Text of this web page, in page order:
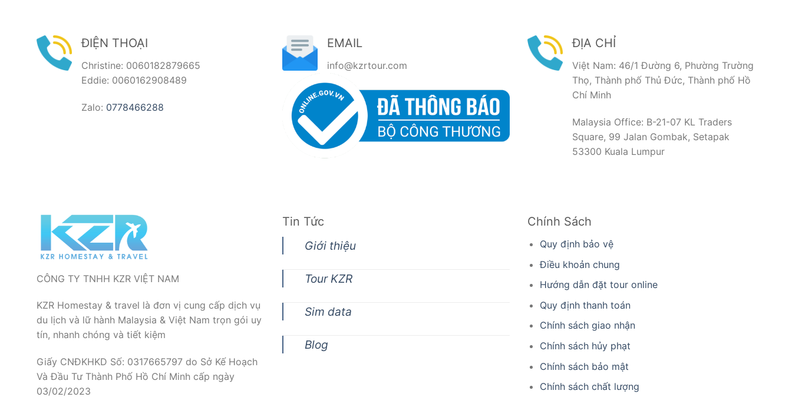
ĐIỆN THOẠI
Christine: 0060182879665
Eddie: 0060162908489
Zalo: 0778466288
EMAIL
info@kzrtour.com
ĐỊA CHỈ
Việt Nam: 46/1 Đường 6, Phường Trường
Thọ, Thành phố Thủ Đức, Thành phố Hồ
Chí Minh
Malaysia Office: B-21-07 KL Traders
Square, 99 Jalan Gombak, Setapak
53300 Kuala Lumpur
CÔNG TY TNHH KZR VIỆT NAM
KZR Homestay & travel là đơn vị cung cấp dịch vụ
du lịch và lữ hành Malaysia & Việt Nam trọn gói uy
tín, nhanh chóng và tiết kiệm
Giấy CNĐKHKD Số: 0317665797 do Sở Kế Hoạch
Và Đầu Tư Thành Phố Hồ Chí Minh cấp ngày
03/02/2023
Tin Tức
Giới thiệu
Tour KZR
Sim data
Blog
Chính Sách
Quy định bảo vệ
Điều khoản chung
Hướng dẫn đặt tour online
Quy định thanh toán
Chính sách giao nhận
Chính sách hủy phạt
Chính sách bảo mật
Chính sách chất lượng